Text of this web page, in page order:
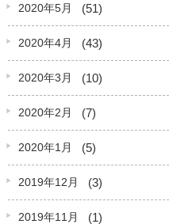
2020年5月 (51)
2020年4月 (43)
2020年3月 (10)
2020年2月 (7)
2020年1月 (5)
2019年12月 (3)
2019年11月 (1)